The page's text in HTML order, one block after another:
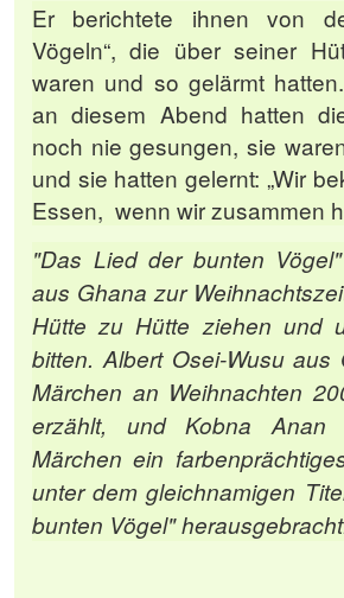
Er berichtete ihnen von
Vögeln“, die über seiner
waren und so gelärmt
an diesem Abend hatten
noch nie gesungen, sie
und sie hatten gelernt: „Wir
Essen, wenn wir zusammen
"Das Lied der bunten
aus Ghana zur
Hütte zu Hütte ziehen und
bitten. Albert Osei-Wusu
Märchen an Weihnachten
erzählt, und Kobna
Märchen ein
unter dem gleichnamigen
bunten Vögel"